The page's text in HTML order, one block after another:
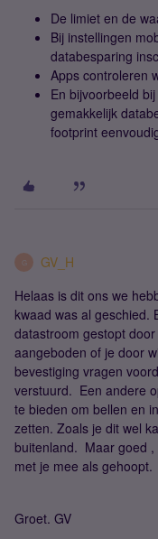
De limiet en de
Bij instellingen
databesparing
Apps controleren
En bijvoorbeeld
gemakkelijk
footprint
G GV_H
Helaas is dit ons we
kwaad was al geschied.
datastroom gestopt
aangeboden of je door
bevestiging vragen
verstuurd. Een andere
te bieden om bellen en
zetten. Zoals je dit wel
buitenland. Maar goed ,
met je mee als gehoopt.
Groet. GV